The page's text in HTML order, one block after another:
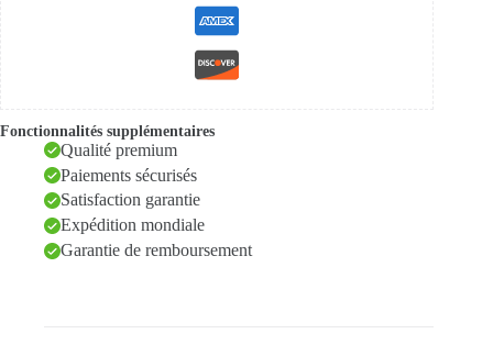
Fonctionnalités supplémentaires
Qualité premium
Paiements sécurisés
Satisfaction garantie
Expédition mondiale
Garantie de remboursement